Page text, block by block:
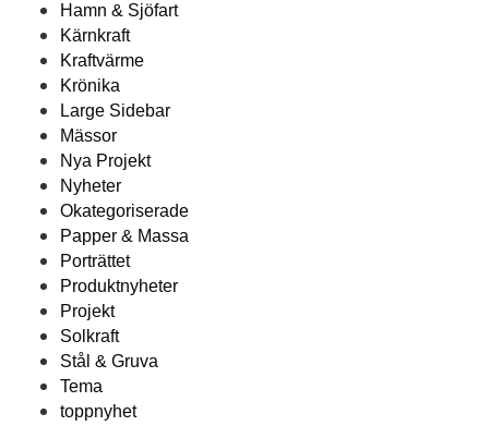
Hamn & Sjöfart
Kärnkraft
Kraftvärme
Krönika
Large Sidebar
Mässor
Nya Projekt
Nyheter
Okategoriserade
Papper & Massa
Porträttet
Produktnyheter
Projekt
Solkraft
Stål & Gruva
Tema
toppnyhet